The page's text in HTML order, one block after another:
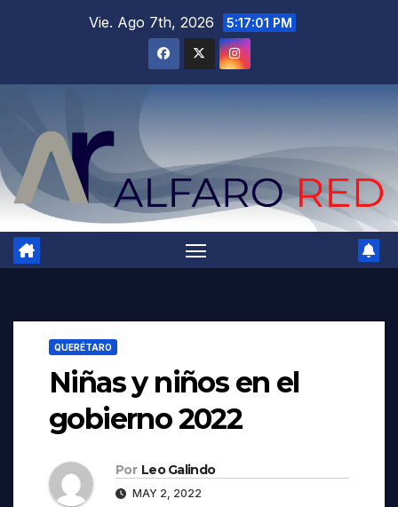
Vie. Ago 7th, 2026 5:17:03 PM
QUERÉTARO
Niñas y niños en el
gobierno 2022
Por Leo Galindo
MAY 2, 2022